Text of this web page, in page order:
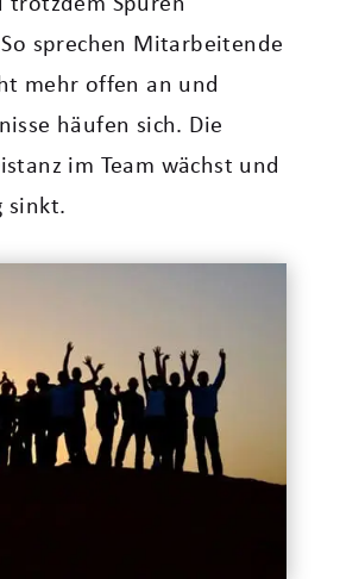
sprechen Mitarbeitende
mehr offen an und
häufen sich. Die
im Team wächst und
sinkt.